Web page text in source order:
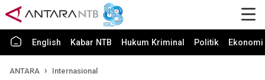
English Kabar NTB Hukum Kriminal Politik
ANTARA Internasional